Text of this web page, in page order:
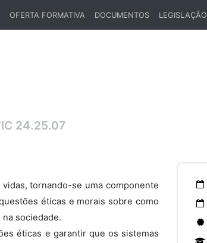
OFERTA FORMATIVA DOCUMENTOS LEGISLAÇÃO
24.25.07
tornando-se uma componente
éticas e morais sobre como
sociedade.
éticas e garantir que os sistemas